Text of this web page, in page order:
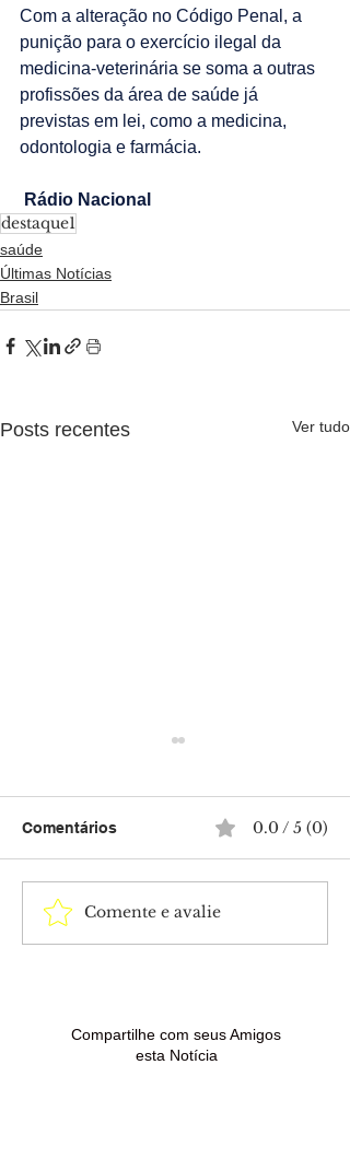
Com a alteração no Código Penal, a
punição para o exercício ilegal da
medicina-veterinária se soma a outras
profissões da área de saúde já
previstas em lei, como a medicina,
odontologia e farmácia.
Rádio Nacional
destaque1
saúde
Últimas Notícias
Brasil
Posts recentes Ver tudo
Mega-Sena acumula e
Comentários 0.0 / 5 (0)
Comente e avalie
Compartilhe com seus Amigos
esta Notícia